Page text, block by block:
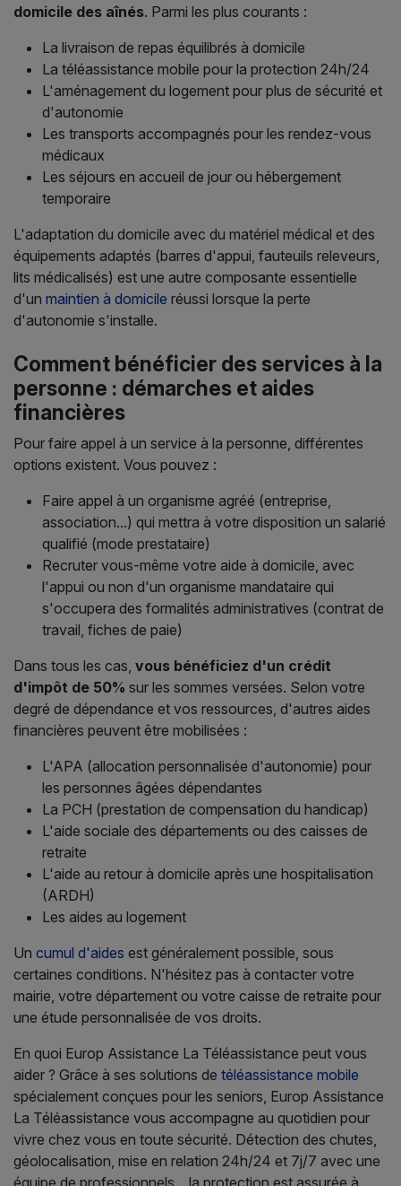
domicile des aînés. Parmi les plus courants :
La livraison de repas équilibrés à domicile
La téléassistance mobile pour la protection 24h/24
L'aménagement du logement pour plus de sécurité et
d'autonomie
Les transports accompagnés pour les rendez-vous
médicaux
Les séjours en accueil de jour ou hébergement
temporaire
L'adaptation du domicile avec du matériel médical et des
équipements adaptés (barres d'appui, fauteuils releveurs,
lits médicalisés) est une autre composante essentielle
d'un maintien à domicile réussi lorsque la perte
d'autonomie s'installe.
Comment bénéficier des services à la
personne : démarches et aides
financières
Pour faire appel à un service à la personne, différentes
options existent. Vous pouvez :
Faire appel à un organisme agréé (entreprise,
association...) qui mettra à votre disposition un salarié
qualifié (mode prestataire)
Recruter vous-même votre aide à domicile, avec
l'appui ou non d'un organisme mandataire qui
s'occupera des formalités administratives (contrat de
travail, fiches de paie)
Dans tous les cas, vous bénéficiez d'un crédit
d'impôt de 50% sur les sommes versées. Selon votre
degré de dépendance et vos ressources, d'autres aides
financières peuvent être mobilisées :
L'APA (allocation personnalisée d'autonomie) pour
les personnes âgées dépendantes
La PCH (prestation de compensation du handicap)
L'aide sociale des départements ou des caisses de
retraite
L'aide au retour à domicile après une hospitalisation
(ARDH)
Les aides au logement
Un cumul d'aides est généralement possible, sous
certaines conditions. N'hésitez pas à contacter votre
mairie, votre département ou votre caisse de retraite pour
une étude personnalisée de vos droits.
En quoi Europ Assistance La Téléassistance peut vous
aider ? Grâce à ses solutions de téléassistance mobile
spécialement conçues pour les seniors, Europ Assistance
La Téléassistance vous accompagne au quotidien pour
vivre chez vous en toute sécurité. Détection des chutes,
géolocalisation, mise en relation 24h/24 et 7j/7 avec une
équipe de professionnels... la protection est assurée à